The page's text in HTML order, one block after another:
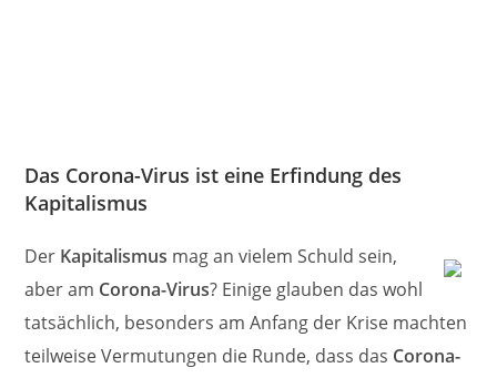
Das Corona-Virus ist eine Erfindung des
Kapitalismus
Der Kapitalismus mag an vielem Schuld sein,
aber am Corona-Virus? Einige glauben das wohl
tatsächlich, besonders am Anfang der Krise machten
teilweise Vermutungen die Runde, dass das Corona-